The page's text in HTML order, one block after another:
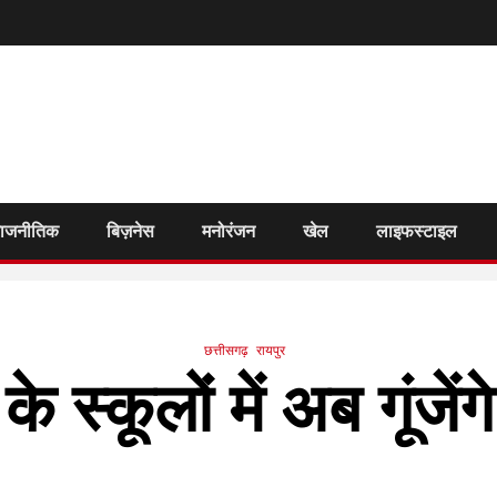
बिज़नेस मनोरंजन खेल लाइफस्टाइल
छत्तीसगढ़ रायपुर
स्कूलों में अब गूंजेंगे